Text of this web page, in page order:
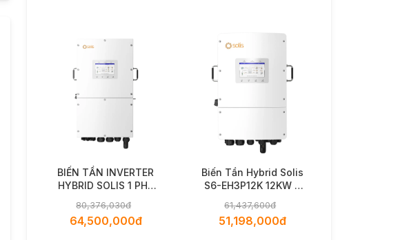
BIẾN TẦN INVERTER
HYBRID SOLIS 1 PHA
EH1P18K03-NV-YD-L
80,376,030đ
64,500,000đ
Biến Tần Hybrid Solis
S6-EH3P12K 12KW 3
61,437,600đ
51,198,000đ